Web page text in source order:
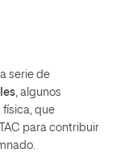
serie de
, algunos
que
para contribuir